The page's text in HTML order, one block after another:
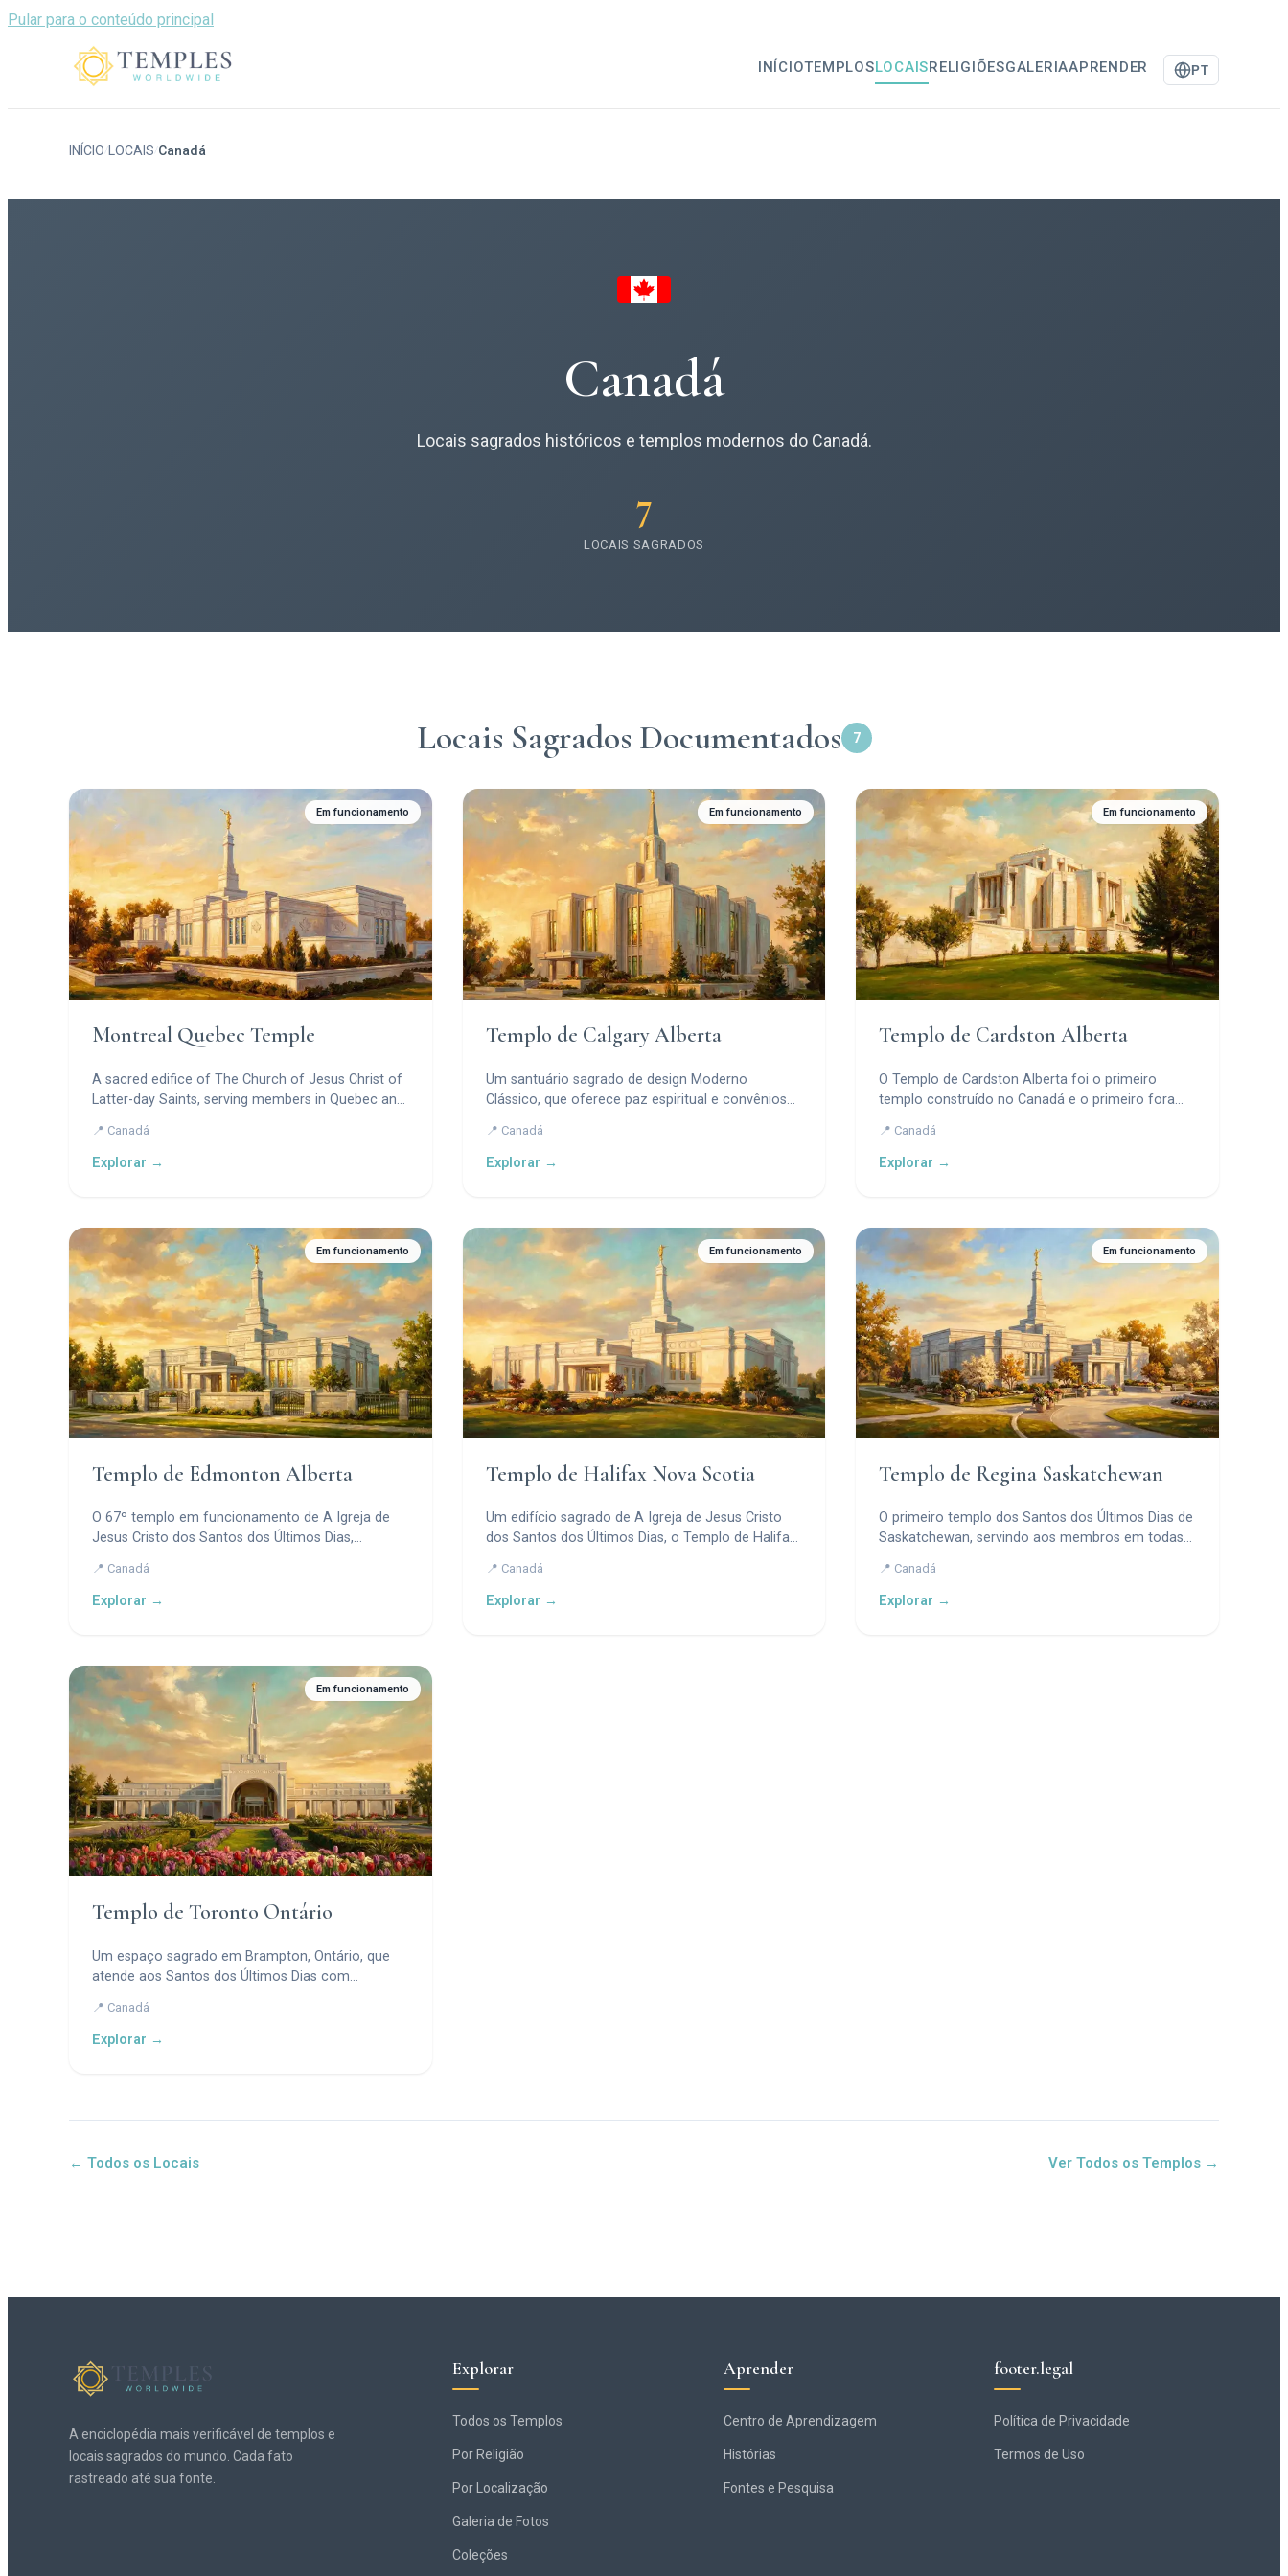
Pular para o conteúdo principal
INÍCIOTEMPLOSLOCAISRELIGIÕESGALERIAAPRENDER PT
INÍCIO LOCAIS Canadá
Canadá
Locais sagrados históricos e templos modernos do Canadá.
7
LOCAIS SAGRADOS
Locais Sagrados Documentados 7
Em funcionamento
Montreal Quebec Temple
A sacred edifice of The Church of Jesus Christ of
Latter-day Saints, serving members in Quebec and
📍 Canadá
Explorar →
Em funcionamento
Templo de Calgary Alberta
Um santuário sagrado de design Moderno
Clássico, que oferece paz espiritual e convênios
Montanhas Rochosas Canadenses.
📍 Canadá
Explorar →
Em funcionamento
Templo de Cardston Alberta
O Templo de Cardston Alberta foi o primeiro
templo construído no Canadá e o primeiro fora
📍 Canadá
Explorar →
Em funcionamento
Templo de Edmonton Alberta
O 67º templo em funcionamento de A Igreja de
Jesus Cristo dos Santos dos Últimos Dias,
design moderno e motivos simbólicos.
📍 Canadá
Explorar →
Em funcionamento
Templo de Halifax Nova Scotia
Um edifício sagrado de A Igreja de Jesus Cristo
dos Santos dos Últimos Dias, o Templo de Halifax
Canadá Atlântico e partes do Maine.
📍 Canadá
Explorar →
Em funcionamento
Templo de Regina Saskatchewan
O primeiro templo dos Santos dos Últimos Dias de
Saskatchewan, servindo aos membros em todas
📍 Canadá
Explorar →
Em funcionamento
Templo de Toronto Ontário
Um espaço sagrado em Brampton, Ontário, que
atende aos Santos dos Últimos Dias com
📍 Canadá
Explorar →
← Todos os Locais Ver Todos os Templos →
A enciclopédia mais verificável de templos e
locais sagrados do mundo. Cada fato
rastreado até sua fonte.
Explorar
Todos os Templos
Por Religião
Por Localização
Galeria de Fotos
Coleções
Aprender
Centro de Aprendizagem
Histórias
Fontes e Pesquisa
footer.legal
Política de Privacidade
Termos de Uso